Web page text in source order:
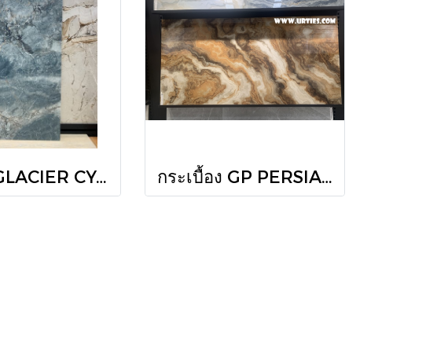
GP XP-GLACIER CYAN (HG) R/T 60X120 PM กระเบื้อง GP PERSIAN ONYX VERDE (HG) R/T 60X120 PM